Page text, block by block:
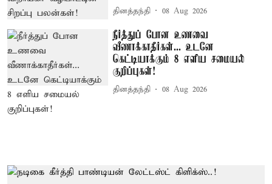
தினத்தந்தி 08 Aug 2026
நீர்த்துப் போன உணவை
வீணாக்காதீர்கள்... உடனே
கெட்டியாக்கும் 8 எளிய சமையல்
குறிப்புகள்!
தினத்தந்தி 08 Aug 2026